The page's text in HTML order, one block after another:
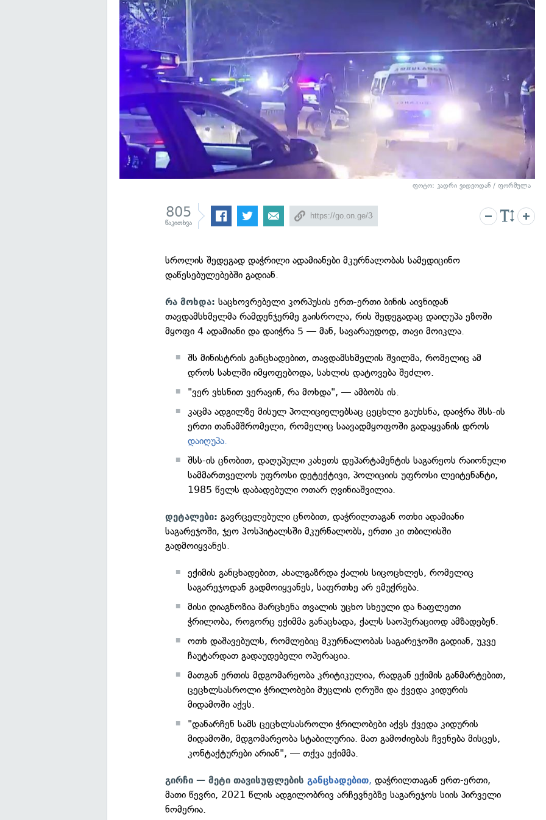
ფოტო: კადრი ვიდეოდან / ფორმულა
805
წაკითხვა
სროლის შედეგად დაჭრილი ადამიანები მკურნალობას სამედიცინო
დაწესებულებებში გადიან.
რა მოხდა: საცხოვრებელი კორპუსის ერთ-ერთი ბინის აივნიდან
თავდამსხმელმა რამდენჯერმე გაისროლა, რის შედეგადაც დაიღუპა ეზოში
მყოფი 4 ადამიანი და დაიჭრა 5 — მან, სავარაუდოდ, თავი მოიკლა.
შს მინისტრის განცხადებით, თავდამსხმელის შვილმა, რომელიც ამ
დროს სახლში იმყოფებოდა, სახლის დატოვება შეძლო.
"ვერ ვხსნით ვერავინ, რა მოხდა", — ამბობს ის.
კაცმა ადგილზე მისულ პოლიციელებსაც ცეცხლი გაუხსნა, დაიჭრა შსს-ის
ერთი თანამშრომელი, რომელიც საავადმყოფოში გადაყვანის დროს
დაიღუპა.
შსს-ის ცნობით, დაღუპული კახეთს დეპარტამენტის საგარეოს რაიონული
სამმართველოს უფროსი დეტექტივი, პოლიციის უფროსი ლეიტენანტი,
1985 წელს დაბადებული ოთარ ღვინიაშვილია.
დეტალები: გავრცელებული ცნობით, დაჭრილთაგან ოთხი ადამიანი
საგარეჯოში, ჯეო ჰოსპიტალსში მკურნალობს, ერთი კი თბილისში
გადმოიყვანეს.
ექიმის განცხადებით, ახალგაზრდა ქალის სიცოცხლეს, რომელიც
საგარეჯოდან გადმოიყვანეს, საფრთხე არ ემუქრება.
მისი დიაგნოზია მარცხენა თვალის უცხო სხეული და ნაფლეთი
ჭრილობა, როგორც ექიმმა განაცხადა, ქალს საოპერაციოდ ამზადებენ.
ოთხ დაშავებულს, რომლებიც მკურნალობას საგარეჯოში გადიან, უკვე
ჩაუტარდათ გადაუდებელი ოპერაცია.
მათგან ერთის მდგომარეობა კრიტიკულია, რადგან ექიმის განმარტებით,
ცეცხლსასროლი ჭრილობები მუცლის ღრუში და ქვედა კიდურის
მიდამოში აქვს.
"დანარჩენ სამს ცეცხლსასროლი ჭრილობები აქვს ქვედა კიდურის
მიდამოში, მდგომარეობა სტაბილურია. მათ გამოძიებას ჩვენება მისცეს,
კონტაქტურები არიან", — თქვა ექიმმა.
გირჩი — მეტი თავისუფლებისგანცხადებით, დაჭრილთაგან ერთ-ერთი,
მათი წევრი, 2021 წლის ადგილობრივ არჩევნებზე საგარეჯოს სიის პირველი
ნომერია.